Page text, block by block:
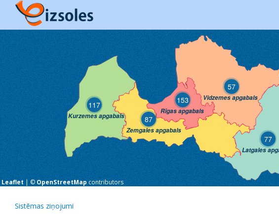
87
Zemgales apgabals
117
Kurzemes apgabals
77
Latgales
153
Rīgas apgabals
57
Vidzemes apgabals
Leaflet | © OpenStreetMap contributors
Sistēmas ziņojumi